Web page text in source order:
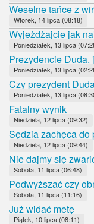
Weselne tańce z
Wtorek, 14 lipca (08:18)
Wyjeżdżajcie jak
Poniedziałek, 13 lipca
Prezydencie Duda,
Poniedziałek, 13 lipca
Czy prezydent
Poniedziałek, 13 lipca
Fatalny wynik
Niedziela, 12 lipca (09:32)
Sędzia zachęca do
Niedziela, 12 lipca (09:44)
Nie dajmy się
Sobota, 11 lipca (06:48)
Podwyższać czy
Sobota, 11 lipca (11:16)
Już widać metę
Piątek, 10 lipca (08:11)